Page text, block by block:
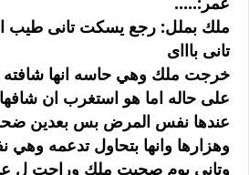
ملك بملل: رجع يسكت تانى طيب
تانى باااى
خرجت ملك وهي حاسه انها
على حاله اما هو استغرب ان شافها
عندها نفس المرض بس بعدين
وهزارها وانها بتحاول تدعمه وهي
وتانى يوم صحيت ملك وراحت ل